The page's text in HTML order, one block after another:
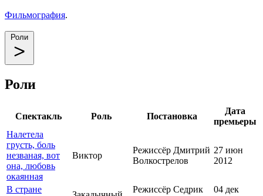
Фильмография.
Роли
Роли
Спектакль Роль Постановка
Дата
премьеры
Налетела
грусть, боль
незваная, вот
она, любовь
окаянная
Виктор
Режиссёр Дмитрий
Волкострелов
27 июн
2012
В стране
Режиссёр Седрик
04 дек